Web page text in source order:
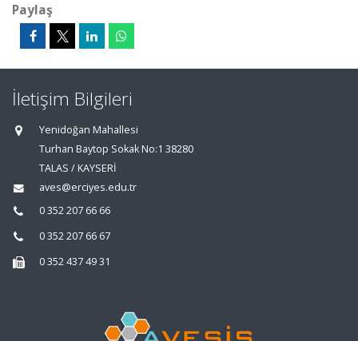
Paylaş
İletişim Bilgileri
Yenidoğan Mahallesi
Turhan Baytop Sokak No:1 38280
TALAS / KAYSERİ
aves@erciyes.edu.tr
0 352 207 66 66
0 352 207 66 67
0 352 437 49 31